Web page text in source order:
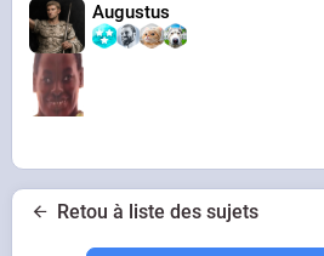
Augustus
Retou à liste des sujets